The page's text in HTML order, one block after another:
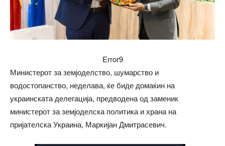
Error9
Министерот за земјоделство, шумарство и
водостопанство, неделава, ќе биде домаќин на
украинската делегација, предводена од заменик
министерот за земјоделска политика и храна на
пријателска Украина, Маркијан Дмитрасевич.